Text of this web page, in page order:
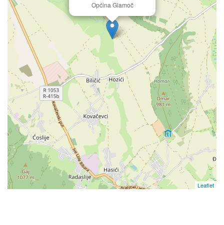
Općina Glamoč
Leaflet